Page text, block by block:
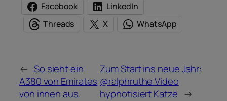
Facebook
LinkedIn
Threads
X WhatsApp
← So sieht ein
A380 von Emirates
von innen aus.
Zum Start ins neue Jahr:
@ralphruthe Video
hypnotisiert Katze →